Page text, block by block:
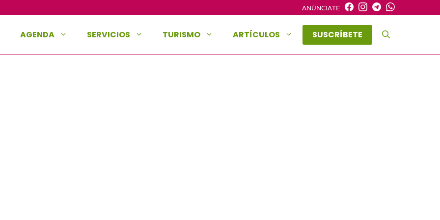
ANÚNCIATE
AGENDA SERVICIOS TURISMO ARTÍCULOS SUSCRÍBETE